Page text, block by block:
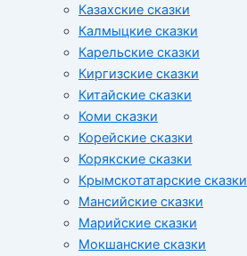
Казахские сказки
Калмыцкие сказки
Карельские сказки
Киргизские сказки
Китайские сказки
Коми сказки
Корейские сказки
Корякские сказки
Крымскотатарские сказки
Мансийские сказки
Марийские сказки
Мокшанские сказки